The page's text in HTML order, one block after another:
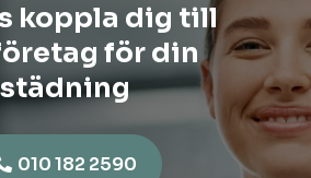
koppla dig till
för din
städning
010 182 2590